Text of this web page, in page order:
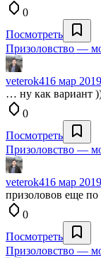
0
Посмотреть
Призоловство —
veterok416 мар
… ну как вариант
0
Посмотреть
Призоловство —
veterok416 мар
призоловов еще
0
Посмотреть
Призоловство —